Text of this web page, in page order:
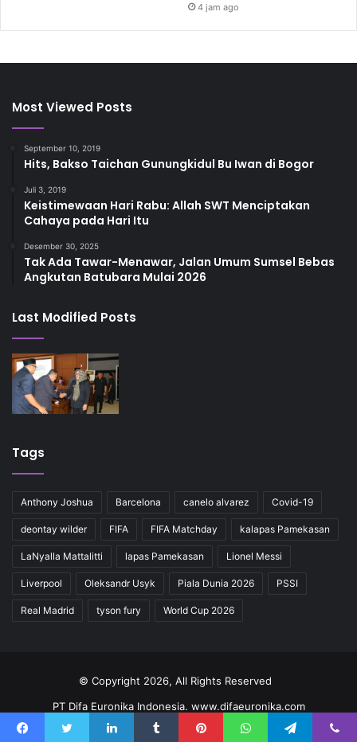
4 jam ago
Most Viewed Posts
September 10, 2019
Hits, Bakso Taichan Gunungkidul Bu Iwan di Bogor
Juli 3, 2019
Keistimewaan Hari Rabu: Allah SWT Menciptakan
Cahaya pada Hari Itu
Desember 30, 2025
Tak Ada Tawar-Menawar, Jalan Umum Sumsel Bebas
Angkutan Batubara Mulai 2026
Last Modified Posts
Tags
Anthony Joshua Barcelona canelo alvarez Covid-19
deontay wilder FIFA FIFA Matchday kalapas Pamekasan
LaNyalla Mattalitti lapas Pamekasan Lionel Messi
Liverpool Oleksandr Usyk Piala Dunia 2026 PSSI
Real Madrid tyson fury World Cup 2026
© Copyright 2026, All Rights Reserved
PT Difa Euronika Indonesia. www.difaeuronika.com
Redaksi
Kode Etik Pedoman
Kontak